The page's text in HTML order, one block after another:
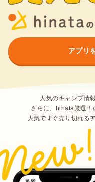
アプリ
人気のキャンプ情
さらに、hinata厳選！
人気ですぐ売り切れる